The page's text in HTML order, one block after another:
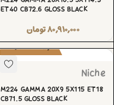
ET40 CB72.6 GLOSS BLACK
۸۰,۹۱۰,۰۰۰تومان
پیش‌سفارش
Niche
M224 GAMMA 20X9 5X115 ET18
CB71.5 GLOSS BLACK